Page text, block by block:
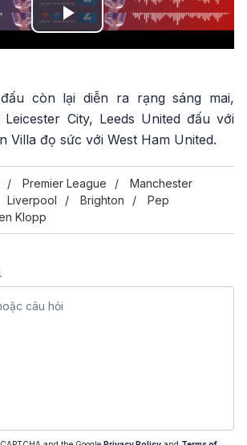
Play
còn lại diễn ra rạng sáng mai,
City, Leeds United đấu với
Villa đọ sức với West Ham United.
Premier League
Manchester
Liverpool Brighton
Pep
Klopp